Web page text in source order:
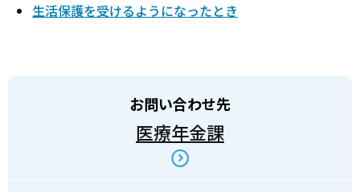
生活保護を受けるようになったとき
お問い合わせ先
医療年金課